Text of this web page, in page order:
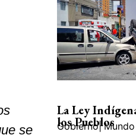
se
La Ley
los Pueblos
Gobierno|